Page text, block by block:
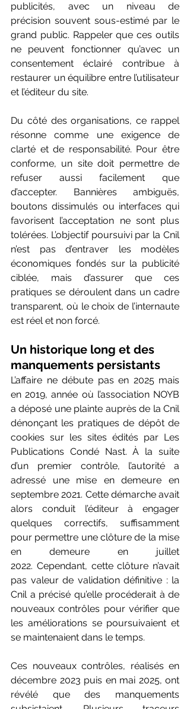
publicités, avec un niveau de
précision souvent sous-estimé par le
grand public. Rappeler que ces outils
ne peuvent fonctionner qu’avec un
consentement éclairé contribue à
restaurer un équilibre entre l’utilisateur
et l’éditeur du site.
Du côté des organisations, ce rappel
résonne comme une exigence de
clarté et de responsabilité. Pour être
conforme, un site doit permettre de
refuser aussi facilement que
d’accepter. Bannières ambiguës,
boutons dissimulés ou interfaces qui
favorisent l’acceptation ne sont plus
tolérées. L’objectif poursuivi par la Cnil
n’est pas d’entraver les modèles
économiques fondés sur la publicité
ciblée, mais d’assurer que ces
pratiques se déroulent dans un cadre
transparent, où le choix de l’internaute
est réel et non forcé.
Un historique long et des
manquements persistants
L’affaire ne débute pas en 2025 mais
en 2019, année où l’association NOYB
a déposé une plainte auprès de la Cnil
dénonçant les pratiques de dépôt de
cookies sur les sites édités par Les
Publications Condé Nast. À la suite
d’un premier contrôle, l’autorité a
adressé une mise en demeure en
septembre 2021. Cette démarche avait
alors conduit l’éditeur à engager
quelques correctifs, suffisamment
pour permettre une clôture de la mise
en demeure en juillet
2022. Cependant, cette clôture n’avait
pas valeur de validation définitive : la
Cnil a précisé qu’elle procéderait à de
nouveaux contrôles pour vérifier que
les améliorations se poursuivaient et
se maintenaient dans le temps.
Ces nouveaux contrôles, réalisés en
décembre 2023 puis en mai 2025, ont
révélé que des manquements